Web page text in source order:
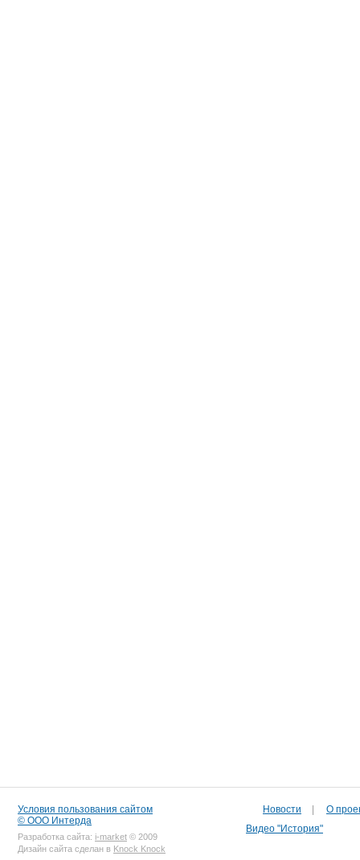
Условия пользования сайтом
© ООО Интерда
Разработка сайта: i-market © 2009
Дизайн сайта сделан в Knock Knock
Новости
О
Видео "История"